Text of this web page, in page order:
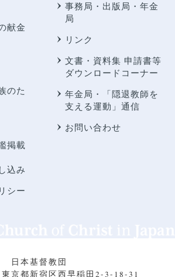
献金
のた
掲載
込み
シー
事務局・出版局・年金
局
リンク
文書・資料集 申請書等
ダウンロードコーナー
年金局・
「隠退教師を
支える運動」通信
お問い合わせ
日本基督教団
京都新宿区西早稲田2-3-18-31